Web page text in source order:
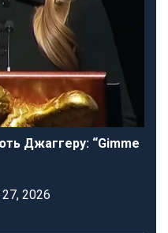
Джаггеру: “Gimme
2026